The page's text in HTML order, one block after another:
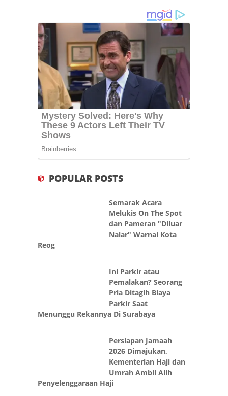
POPULAR POSTS
Semarak Acara
Melukis On The Spot
dan Pameran "Diluar
Nalar" Warnai Kota
Reog
Ini Parkir atau
Pemalakan? Seorang
Pria Ditagih Biaya
Parkir Saat
Menunggu Rekannya Di Surabaya
Persiapan Jamaah
2026 Dimajukan,
Kementerian Haji dan
Umrah Ambil Alih
Penyelenggaraan Haji